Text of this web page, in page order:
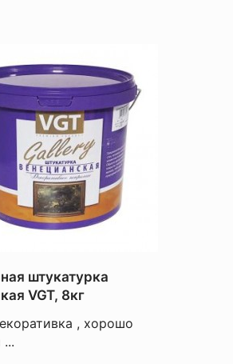
штукатурка
VGT, 8кг
, хорошо
...